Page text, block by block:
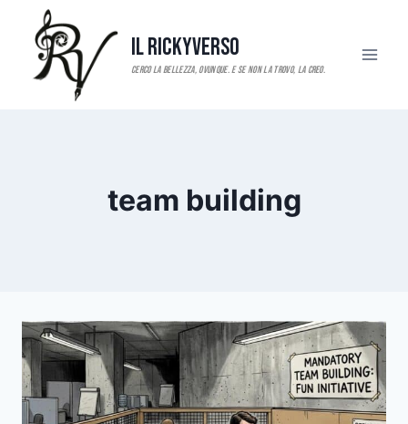
contenuto
Il RickyVerso
team building